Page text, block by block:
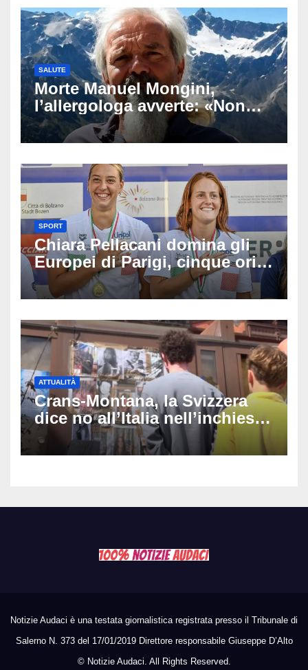
SALUTE
Morte Manuel Mongini,
l’allergologa avverte: «Non
aspettate di sapere se siete
allergici»
SPORT
Chiara Pellacani domina gli
Europei di Parigi, cinque ori
in cinque gare: ‘Nel sincro
siamo da medaglia olimpica’
ATTUALITÀ
Crans-Montana, la Svizzera
dice no all’Italia nell’inchiesta
sul rogo: respinta la richiesta
di costituirsi parte civile
Notizie Audaci è una testata giornalistica registrata presso il Tribunale di
Salerno N. 373 del 17/01/2019 Direttore responsabile Giuseppe D’Alto
© Notizie Audaci. All Rights Reserved.